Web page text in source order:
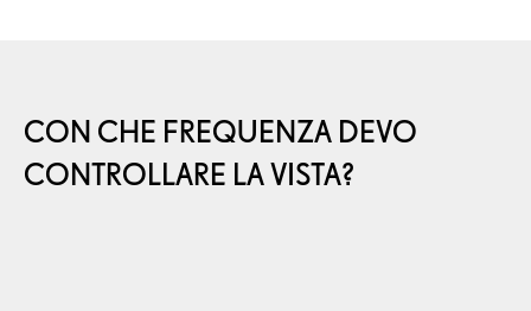
CON CHE FREQUENZA DEVO
CONTROLLARE LA VISTA?